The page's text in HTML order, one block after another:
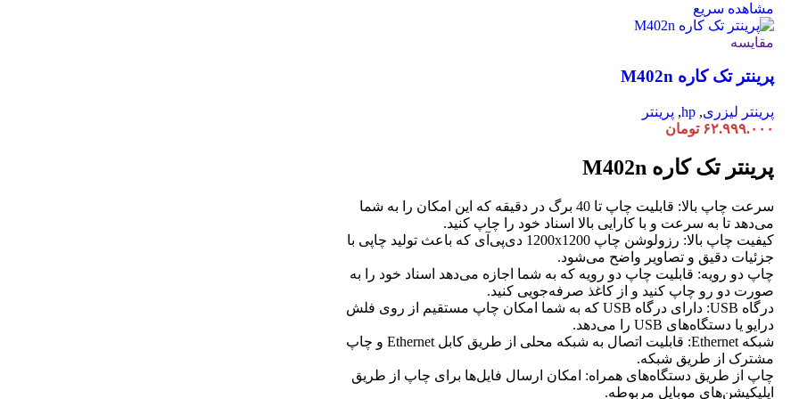
مشاهده سریع
مقایسه
پرینتر تک کاره M402n
پرینتر لیزری,
hp
, پرینتر
۶۲.۹۹۹.۰۰۰ تومان
پرینتر تک کاره M402n
سرعت چاپ بالا: قابلیت چاپ تا 40 برگ در دقیقه که این امکان را به شما
می‌دهد تا به سرعت و با کارایی بالا اسناد خود را چاپ کنید.
کیفیت چاپ بالا: رزولوشن چاپ 1200x1200 دی‌پی‌آی که باعث تولید چاپی با
جزئیات دقیق و تصاویر واضح می‌شود.
چاپ دو رویه: قابلیت چاپ دو رویه که به شما اجازه می‌دهد اسناد خود را به
صورت دو رو چاپ کنید و از کاغذ صرفه‌جویی کنید.
درگاه USB: دارای درگاه USB که به شما امکان چاپ مستقیم از روی فلش
درایو یا دستگاه‌های USB را می‌دهد.
شبکه Ethernet: قابلیت اتصال به شبکه محلی از طریق کابل Ethernet و چاپ
مشترک از طریق شبکه.
چاپ از طریق دستگاه‌های همراه: امکان ارسال فایل‌ها برای چاپ از طریق
اپلیکیشن‌های موبایل مربوطه.